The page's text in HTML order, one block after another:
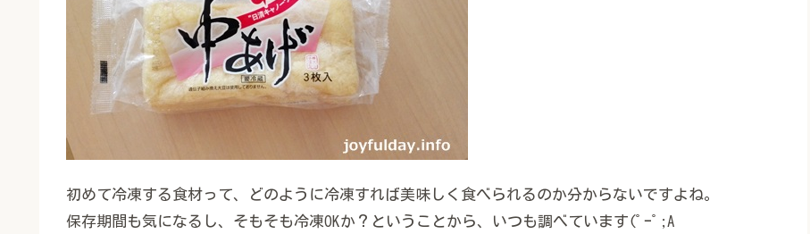
初めて冷凍する食材って、どのように冷凍すれば美味しく食べられるのか分からないですよね。
保存期間も気になるし、そもそも冷凍OKか？ということから、いつも調べています(ﾟｰﾟ;A